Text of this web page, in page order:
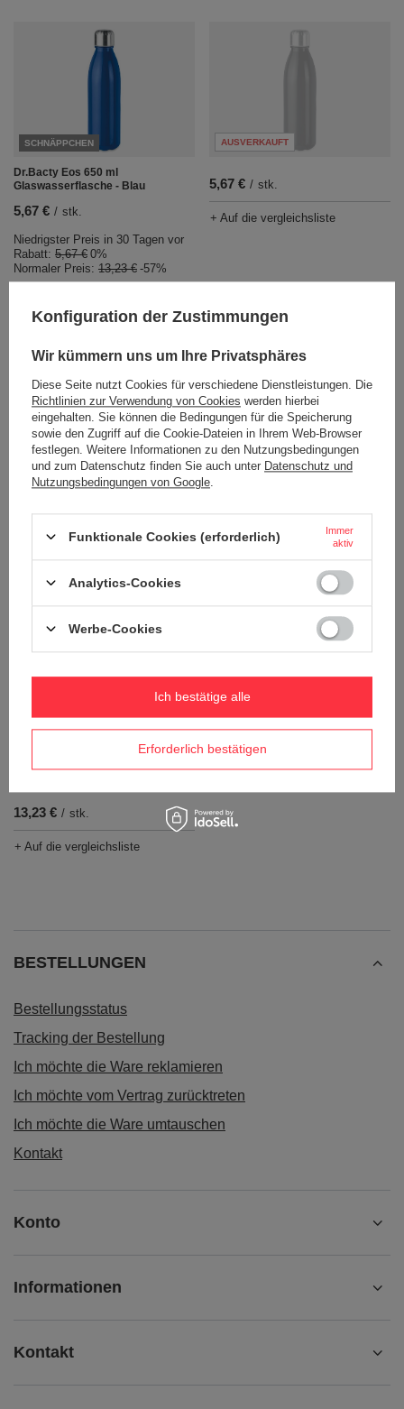
SCHNÄPPCHEN
Dr.Bacty Eos 650 ml
Glaswasserflasche - Blau
5,67 € / stk.
Niedrigster Preis in 30 Tagen vor
Rabatt: 5,67 € 0%
Normaler Preis: 13,23 € -57%
AUSVERKAUFT
5,67 € / stk.
+ Auf die vergleichsliste
AUSVERKAUFT
Glaswasserflasche - Klarglas
13,23 € stk.
AUSVERKAUFT
13,23 € / stk.
+ Auf die vergleichsliste
Dr.Bacty Eos 650 ml
13,23 € / stk.
+ Auf die vergleichsliste
BESTELLUNGEN
Bestellungsstatus
Tracking der Bestellung
Ich möchte die Ware reklamieren
Ich möchte vom Vertrag zurücktreten
Ich möchte die Ware umtauschen
Kontakt
Konto
Informationen
Kontakt
Konfiguration der Zustimmungen
Wir kümmern uns um Ihre Privatsphäres
Diese Seite nutzt Cookies für verschiedene Dienstleistungen. Die
Richtlinien zur Verwendung von Cookies werden hierbei
eingehalten. Sie können die Bedingungen für die Speicherung
sowie den Zugriff auf die Cookie-Dateien in Ihrem Web-Browser
festlegen. Weitere Informationen zu den Nutzungsbedingungen
und zum Datenschutz finden Sie auch unter Datenschutz und
Nutzungsbedingungen von Google
Funktionale Cookies (erforderlich)
Immer
aktiv
Analytics-Cookies
Werbe-Cookies
Erforderlich bestätigen
Ich bestätige alle